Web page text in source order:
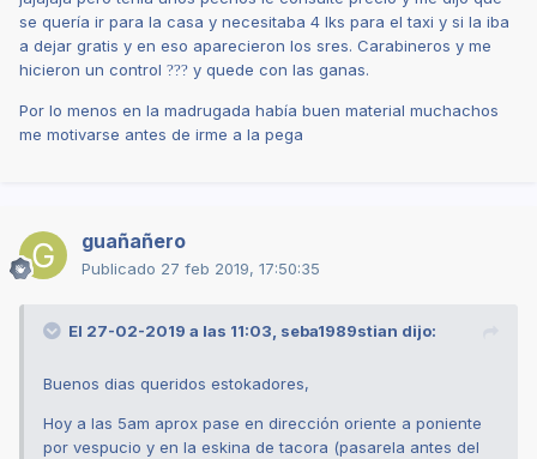
se quería ir para la casa y necesitaba 4 lks para el taxi y si la iba
a dejar gratis y en eso aparecieron los sres. Carabineros y me
hicieron un control ??? y quede con las ganas.
Por lo menos en la madrugada había buen material muchachos
me motivarse antes de irme a la pega
guañañero
Publicado 27 feb 2019, 17:50:35
El 27-02-2019 a las 11:03, seba1989stian dijo:
Buenos dias queridos estokadores,
Hoy a las 5am aprox pase en dirección oriente a poniente
por vespucio y en la eskina de tacora (pasarela antes del